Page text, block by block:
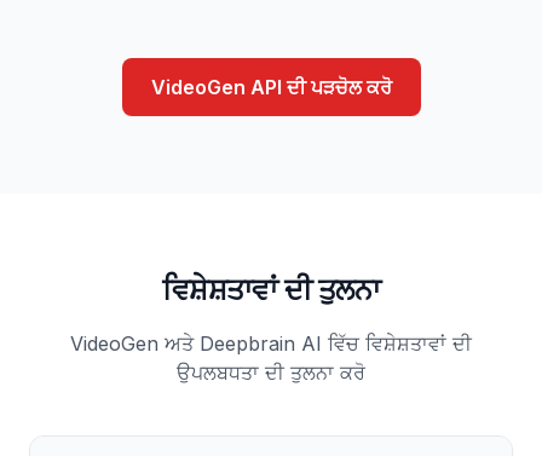
VideoGen API ਦੀ ਪੜਚੋਲ ਕਰੋ
ਵਿਸ਼ੇਸ਼ਤਾਵਾਂ ਦੀ ਤੁਲਨਾ
VideoGen ਅਤੇ Deepbrain AI ਵਿੱਚ ਵਿਸ਼ੇਸ਼ਤਾਵਾਂ ਦੀ
ਉਪਲਬਧਤਾ ਦੀ ਤੁਲਨਾ ਕਰੋ